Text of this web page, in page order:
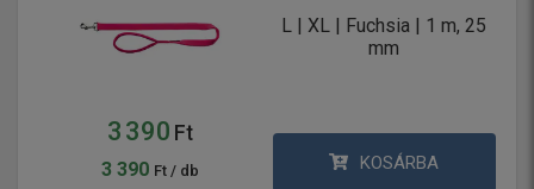
L | XL | Fuchsia | 1 m, 25
mm
3 390 Ft
3 390 Ft / db KOSÁRBA